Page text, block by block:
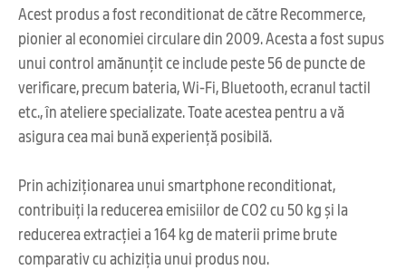
Acest produs a fost reconditionat de către Recommerce,
pionier al economiei circulare din 2009. Acesta a fost supus
unui control amănunțit ce include peste 56 de puncte de
verificare, precum bateria, Wi-Fi, Bluetooth, ecranul tactil
etc., în ateliere specializate. Toate acestea pentru a vă
asigura cea mai bună experiență posibilă.
Prin achiziționarea unui smartphone reconditionat,
contribuiți la reducerea emisiilor de CO2 cu 50 kg și la
reducerea extracției a 164 kg de materii prime brute
comparativ cu achiziția unui produs nou.